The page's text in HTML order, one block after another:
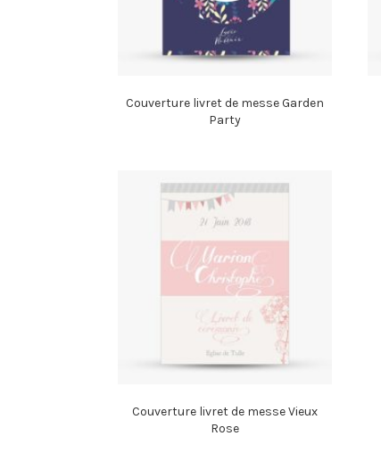
Couverture livret de messe Garden
Party
Couverture livret de messe Vieux
Rose